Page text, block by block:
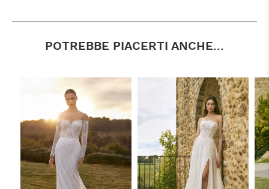
POTREBBE PIACERTI ANCHE...